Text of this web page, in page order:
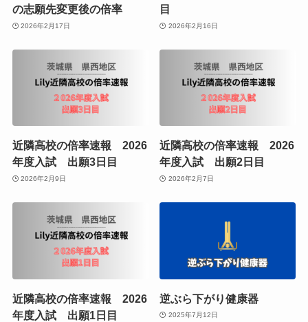
の志願先変更後の倍率
2026年2月17日
目
2026年2月16日
近隣高校の倍率速報 2026
年度入試 出願3日目
2026年2月9日
近隣高校の倍率速報 2026
年度入試 出願2日目
2026年2月7日
近隣高校の倍率速報 2026
年度入試 出願1日目
逆ぶら下がり健康器
2025年7月12日